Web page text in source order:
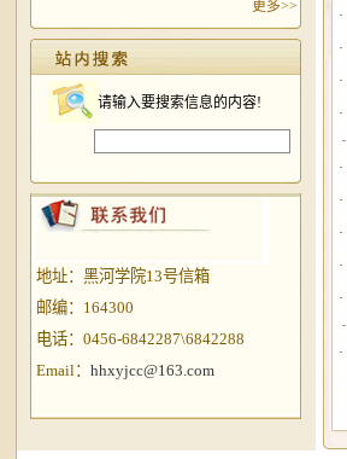
更多>>
请输入要搜索信息的内容!
地址： 黑河学院13号信箱
邮编：164300
电话： 0456-6842287\6842288
Email： hhxyjcc@163.com
·
·
·
·
·
·
·
·
·
·